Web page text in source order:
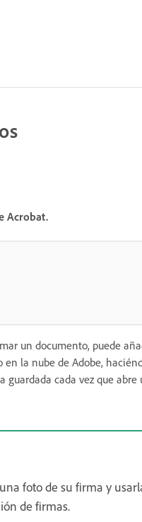
Acrobat.
un documento, puede
la nube de Adobe,
cada vez que
foto de su firma y
de firmas.